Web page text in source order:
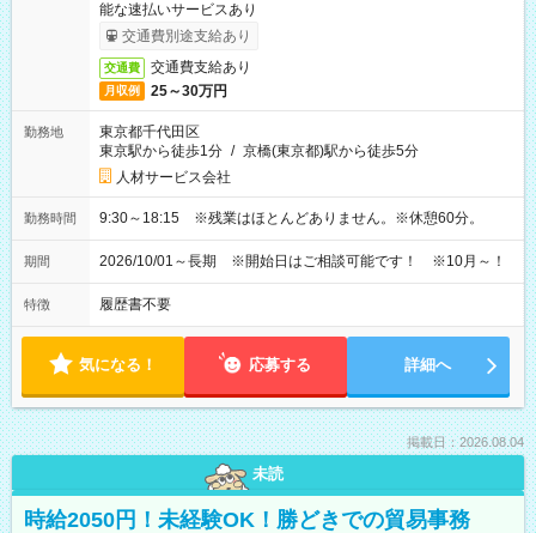
能な速払いサービスあり
交通費別途支給あり
交通費 交通費支給あり
月収例 25～30万円
勤務地
東京都千代田区
東京駅から徒歩1分 / 京橋(東京都)駅から徒歩5分
人材サービス会社
勤務時間 9:30～18:15 ※残業はほとんどありません。※休憩60分。
期間 2026/10/01～長期 ※開始日はご相談可能です！ ※10月～！
特徴 履歴書不要
気になる！ 応募する 詳細へ
掲載日：2026.08.04
未読
時給2050円！未経験OK！勝どきでの貿易事務